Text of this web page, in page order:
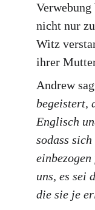
Verwebung
nicht nur
Witz
ihrer
Andrew
begeistert,
Englisch
sodass
uns, es sei
die sie je